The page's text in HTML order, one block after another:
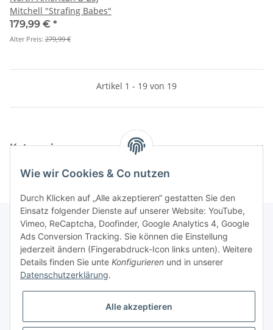
Mitchell "Strafing Babes"
179,99 € *
Alter Preis: 279,99 €
Artikel 1 - 19 von 19
Kategorien
Informationen
Gesetzliche Informationen
Wie wir Cookies & Co nutzen
Durch Klicken auf „Alle akzeptieren“ gestatten Sie den
Einsatz folgender Dienste auf unserer Website: YouTube,
Vimeo, ReCaptcha, Doofinder, Google Analytics 4, Google
Ads Conversion Tracking. Sie können die Einstellung
jederzeit ändern (Fingerabdruck-Icon links unten). Weitere
Details finden Sie unte Konfigurieren und in unserer
Datenschutzerklärung.
Alle akzeptieren